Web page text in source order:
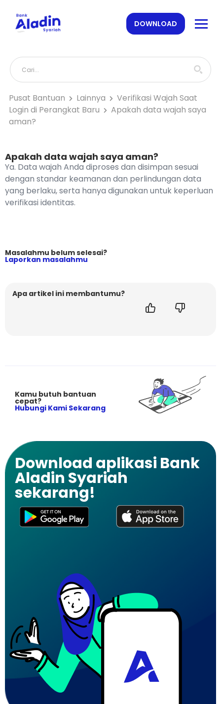
DOWNLOAD
Pusat Bantuan Lainnya
Verifikasi Wajah Saat
Login di Perangkat Baru
Apakah data wajah saya
aman?
Apakah data wajah saya aman?
Ya. Data wajah Anda diproses dan disimpan sesuai
dengan standar keamanan dan perlindungan data
yang berlaku, serta hanya digunakan untuk keperluan
verifikasi identitas.
Masalahmu belum selesai?
Laporkan masalahmu
Apa artikel ini membantumu?
Kamu butuh bantuan
cepat?
Hubungi Kami Sekarang
Download aplikasi Bank
Aladin Syariah
sekarang!